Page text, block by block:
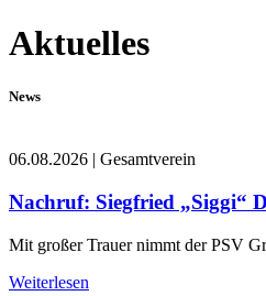
Aktuelles
News
06.08.2026 | Gesamtverein
Nachruf: Siegfried „Siggi“
Mit großer Trauer nimmt der PSV
Weiterlesen